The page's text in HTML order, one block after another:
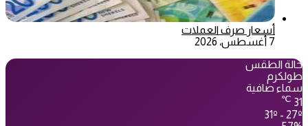
أسعار صرف العملات
7 أغسطس، 2026
حالة الطقس
طولكرم
سماء صافية
31
℃
31º - 27º